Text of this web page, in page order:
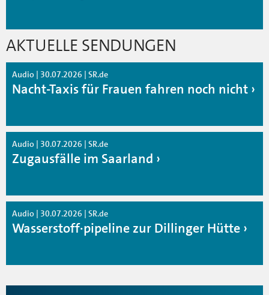
AKTUELLE SENDUNGEN
Audio | 30.07.2026 | SR.de
Nacht-Taxis für Frauen fahren noch nicht
Audio | 30.07.2026 | SR.de
Zugausfälle im Saarland
Audio | 30.07.2026 | SR.de
Wasserstoff·pipeline zur Dillinger Hütte